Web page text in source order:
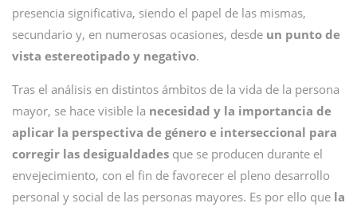
presencia significativa, siendo el papel de las mismas,
secundario y, en numerosas ocasiones, desde un punto de
vista estereotipado y negativo.
Tras el análisis en distintos ámbitos de la vida de la persona
mayor, se hace visible la necesidad y la importancia de
aplicar la perspectiva de género e interseccional para
corregir las desigualdades que se producen durante el
envejecimiento, con el fin de favorecer el pleno desarrollo
personal y social de las personas mayores. Es por ello que la